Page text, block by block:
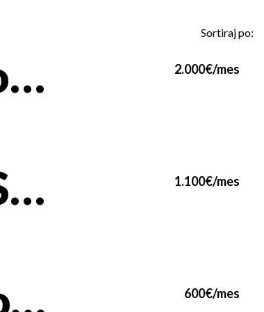
Sortiraj po:
💎 LUX Soul 64 • Nov, neuseljavan 3.0 stan (78m²) sa garažom 2.000€/mes
Lux Nov Stan 50m² – NewPort, Blok 65 (kod Airport City-ja) 1.100€/mes
💎 LUX novogradnja u Airport Garden-u | 33m² | Blok 65 600€/mes